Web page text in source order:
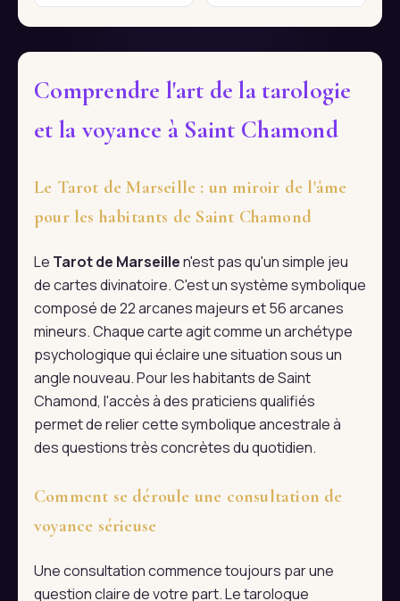
Comprendre l'art de la tarologie
et la voyance à Saint Chamond
Le Tarot de Marseille : un miroir de l'âme
pour les habitants de Saint Chamond
Le Tarot de Marseillen'est pas qu'un simple jeu
de cartes divinatoire. C'est un système symbolique
composé de 22 arcanes majeurs et 56 arcanes
mineurs. Chaque carte agit comme un archétype
psychologique qui éclaire une situation sous un
angle nouveau. Pour les habitants de Saint
Chamond, l'accès à des praticiens qualifiés
permet de relier cette symbolique ancestrale à
des questions très concrètes du quotidien.
Comment se déroule une consultation de
voyance sérieuse
Une consultation commence toujours par une
question claire de votre part. Le tarologue